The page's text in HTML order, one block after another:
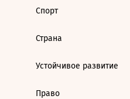
Спорт
Страна
Устойчивое развитие
Право